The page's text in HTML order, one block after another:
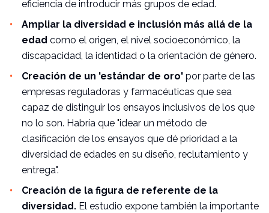
eficiencia de introducir más grupos de edad.
Ampliar la diversidad e inclusión más allá de la
edad como el origen, el nivel socioeconómico, la
discapacidad, la identidad o la orientación de género.
Creación de un 'estándar de oro' por parte de las
empresas reguladoras y farmacéuticas que sea
capaz de distinguir los ensayos inclusivos de los que
no lo son. Habría que "idear un método de
clasificación de los ensayos que dé prioridad a la
diversidad de edades en su diseño, reclutamiento y
entrega".
Creación de la figura de referente de la
diversidad. El estudio expone también la importante